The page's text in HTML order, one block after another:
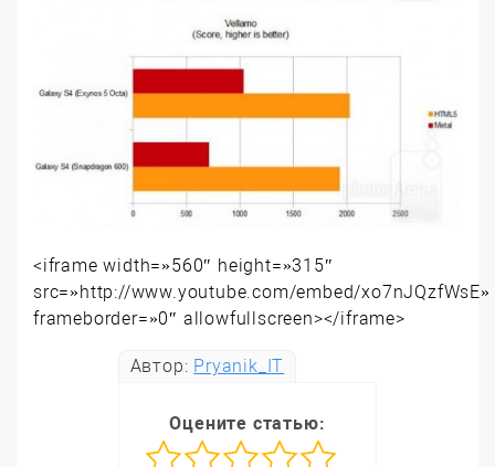
<iframe width=»560″ height=»315″
src=»http://www.youtube.com/embed/xo7nJQzfWsE»
frameborder=»0″ allowfullscreen></iframe>
Автор: Pryanik_IT
Оцените статью: